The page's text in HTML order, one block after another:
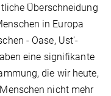
Überschneidung
in Europa
- Oase, Ust'-
eine signifikante
die wir heute,
nicht mehr